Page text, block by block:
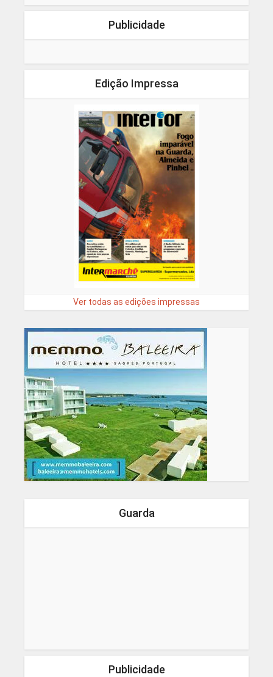
Publicidade
Edição Impressa
Ver todas as edições impressas
Guarda
Publicidade